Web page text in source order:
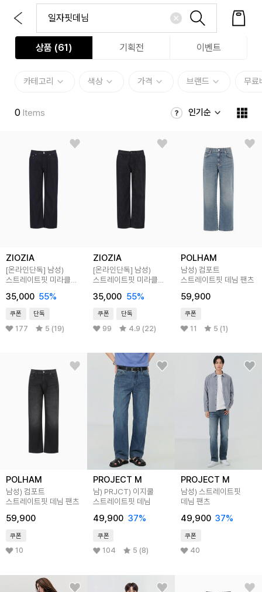
상품 (61 ) 기획전 이벤트
카테고리 색상 가격 브랜드 무료
0 Items 인기순
ZIOZIA
[온라인단독] 남성)
스트레이트핏 미라클
35,000 55%
쿠폰 단독
177 5 (19)
ZIOZIA
[온라인단독] 남성)
스트레이트핏 미라클
35,000 55%
쿠폰 단독
99 4.9 (22)
POLHAM
남성) 컴포트
스트레이트핏 데님 팬츠
59,900
쿠폰
11 5 (1)
POLHAM
남성) 컴포트
스트레이트핏 데님 팬츠
59,900
쿠폰
10
PROJECT M
남) PRJCT) 이지쿨
스트레이트핏 데님
49,900 37%
쿠폰
104 5 (8)
PROJECT M
남성) 스트레이트핏
데님 팬츠
49,900 37%
쿠폰
40